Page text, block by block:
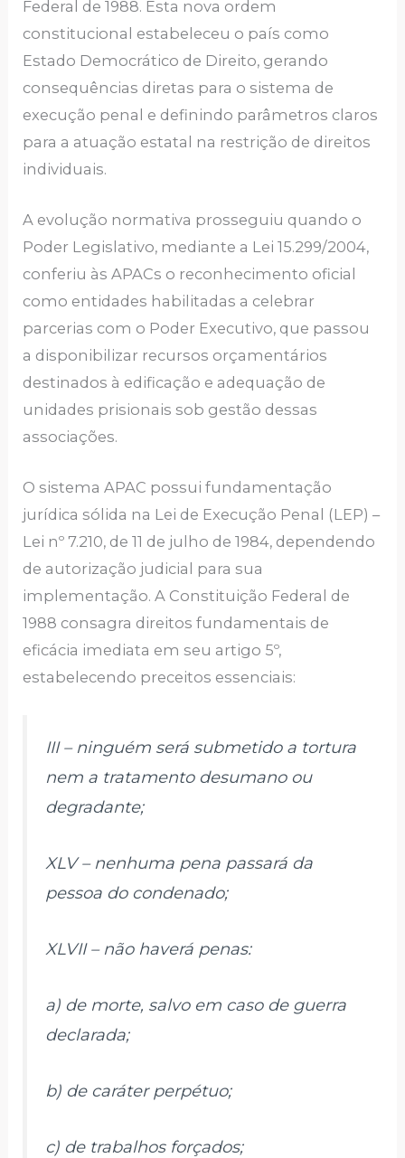
Federal de 1988. Esta nova ordem
constitucional estabeleceu o país como
Estado Democrático de Direito, gerando
consequências diretas para o sistema de
execução penal e definindo parâmetros claros
para a atuação estatal na restrição de direitos
individuais.
A evolução normativa prosseguiu quando o
Poder Legislativo, mediante a Lei 15.299/2004,
conferiu às APACs o reconhecimento oficial
como entidades habilitadas a celebrar
parcerias com o Poder Executivo, que passou
a disponibilizar recursos orçamentários
destinados à edificação e adequação de
unidades prisionais sob gestão dessas
associações.
O sistema APAC possui fundamentação
jurídica sólida na Lei de Execução Penal (LEP) –
Lei nº 7.210, de 11 de julho de 1984, dependendo
de autorização judicial para sua
implementação. A Constituição Federal de
1988 consagra direitos fundamentais de
eficácia imediata em seu artigo 5º,
estabelecendo preceitos essenciais:
III – ninguém será submetido a tortura
nem a tratamento desumano ou
degradante;
XLV – nenhuma pena passará da
pessoa do condenado;
XLVII – não haverá penas:
a) de morte, salvo em caso de guerra
declarada;
b) de caráter perpétuo;
c) de trabalhos forçados;